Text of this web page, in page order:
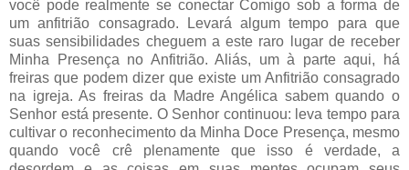
você pode realmente se conectar Comigo sob a forma de
um anfitrião consagrado. Levará algum tempo para que
suas sensibilidades cheguem a este raro lugar de receber
Minha Presença no Anfitrião. Aliás, um à parte aqui, há
freiras que podem dizer que existe um Anfitrião consagrado
na igreja. As freiras da Madre Angélica sabem quando o
Senhor está presente. O Senhor continuou: leva tempo para
cultivar o reconhecimento da Minha Doce Presença, mesmo
quando você crê plenamente que isso é verdade, a